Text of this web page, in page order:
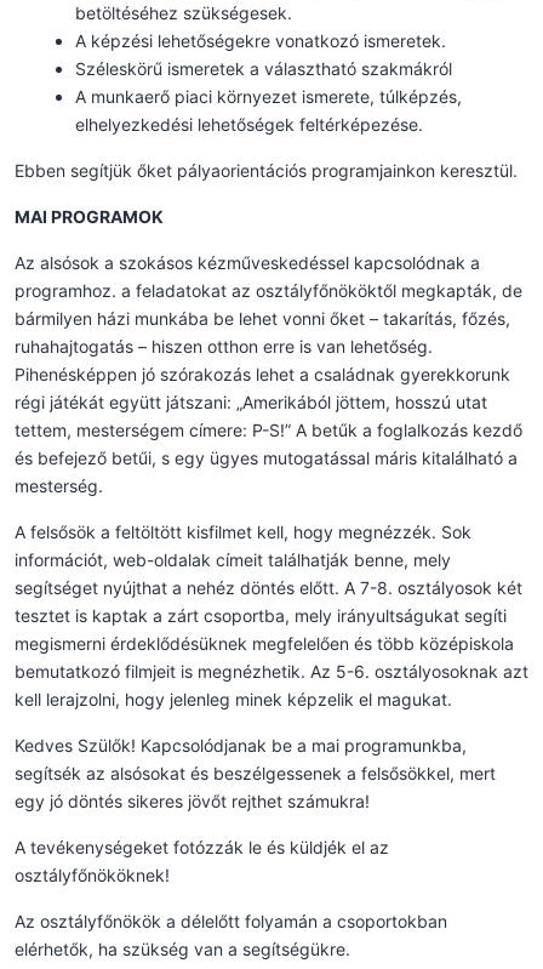
betöltéséhez szükségesek.
A képzési lehetőségekre vonatkozó ismeretek.
Széleskörű ismeretek a választható szakmákról
A munkaerő piaci környezet ismerete, túlképzés,
elhelyezkedési lehetőségek feltérképezése.
Ebben segítjük őket pályaorientációs programjainkon keresztül.
MAI PROGRAMOK
Az alsósok a szokásos kézműveskedéssel kapcsolódnak a
programhoz. a feladatokat az osztályfőnököktől megkapták, de
bármilyen házi munkába be lehet vonni őket – takarítás, főzés,
ruhahajtogatás – hiszen otthon erre is van lehetőség.
Pihenésképpen jó szórakozás lehet a családnak gyerekkorunk
régi játékát együtt játszani: „Amerikából jöttem, hosszú utat
tettem, mesterségem címere: P-S!” A betűk a foglalkozás kezdő
és befejező betűi, s egy ügyes mutogatással máris kitalálható a
mesterség.
A felsősök a feltöltött kisfilmet kell, hogy megnézzék. Sok
információt, web-oldalak címeit találhatják benne, mely
segítséget nyújthat a nehéz döntés előtt. A 7-8. osztályosok két
tesztet is kaptak a zárt csoportba, mely irányultságukat segíti
megismerni érdeklődésüknek megfelelően és több középiskola
bemutatkozó filmjeit is megnézhetik. Az 5-6. osztályosoknak azt
kell lerajzolni, hogy jelenleg minek képzelik el magukat.
Kedves Szülők! Kapcsolódjanak be a mai programunkba,
segítsék az alsósokat és beszélgessenek a felsősökkel, mert
egy jó döntés sikeres jövőt rejthet számukra!
A tevékenységeket fotózzák le és küldjék el az
osztályfőnököknek!
Az osztályfőnökök a délelőtt folyamán a csoportokban
elérhetők, ha szükség van a segítségükre.